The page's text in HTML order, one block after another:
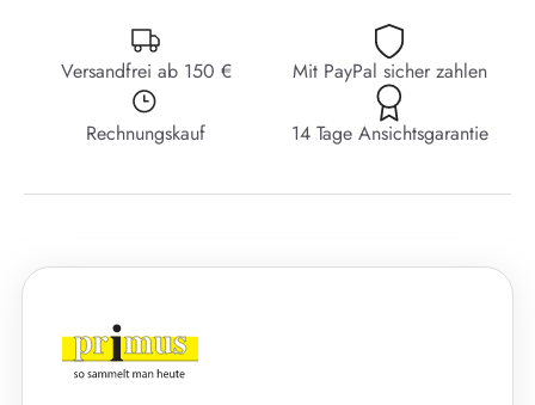
Versandfrei ab 150 € Mit PayPal sicher zahlen
Rechnungskauf 14 Tage Ansichtsgarantie